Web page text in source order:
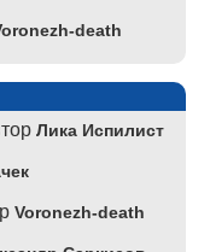
death
Лика Испилист
Voronezh-death